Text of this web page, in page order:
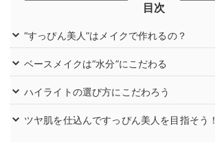
目次
“すっぴん美人”はメイクで作れるの？
ベースメイクは“水分”にこだわる
ハイライトの選び方にこだわろう
ツヤ肌を仕込んですっぴん美人を目指そう！